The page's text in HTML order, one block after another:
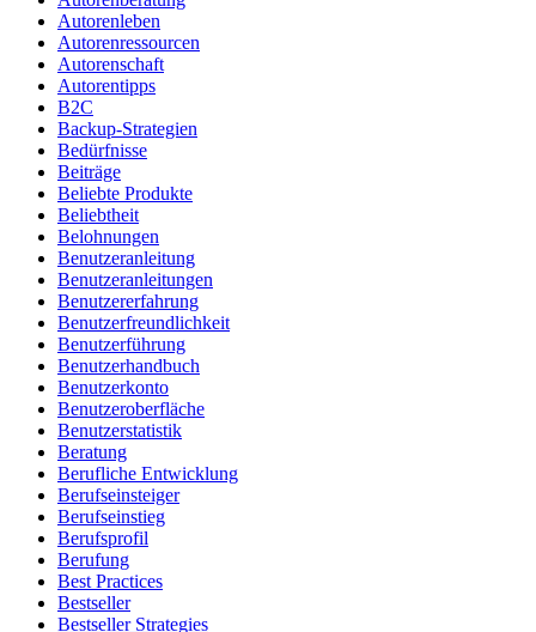
Autorenleben
Autorenressourcen
Autorenschaft
Autorentipps
B2C
Backup-Strategien
Bedürfnisse
Beiträge
Beliebte Produkte
Beliebtheit
Belohnungen
Benutzeranleitung
Benutzeranleitungen
Benutzererfahrung
Benutzerfreundlichkeit
Benutzerführung
Benutzerhandbuch
Benutzerkonto
Benutzeroberfläche
Benutzerstatistik
Beratung
Berufliche Entwicklung
Berufseinsteiger
Berufseinstieg
Berufsprofil
Berufung
Best Practices
Bestseller
Bestseller Strategies